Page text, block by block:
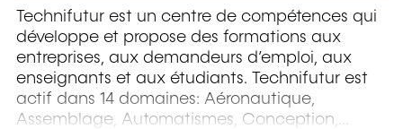
Technifutur est un centre de compétences qui
développe et propose des formations aux
entreprises, aux demandeurs d’emploi, aux
enseignants et aux étudiants. Technifutur est
actif dans 14 domaines: Aéronautique,
Assemblage, Automatismes, Conception,